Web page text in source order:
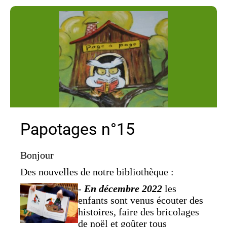
le cabinet Médical, La boulangerie
Chez Céline et Jimmy d'avoir accueilli un
Bonne lecture à tous.
Papotages n°15
Bonjour
Des nouvelles de notre bibliothèque :
- En décembre 2022 les
enfants sont venus écouter des
histoires, faire des bricolages
de noël et goûter tous